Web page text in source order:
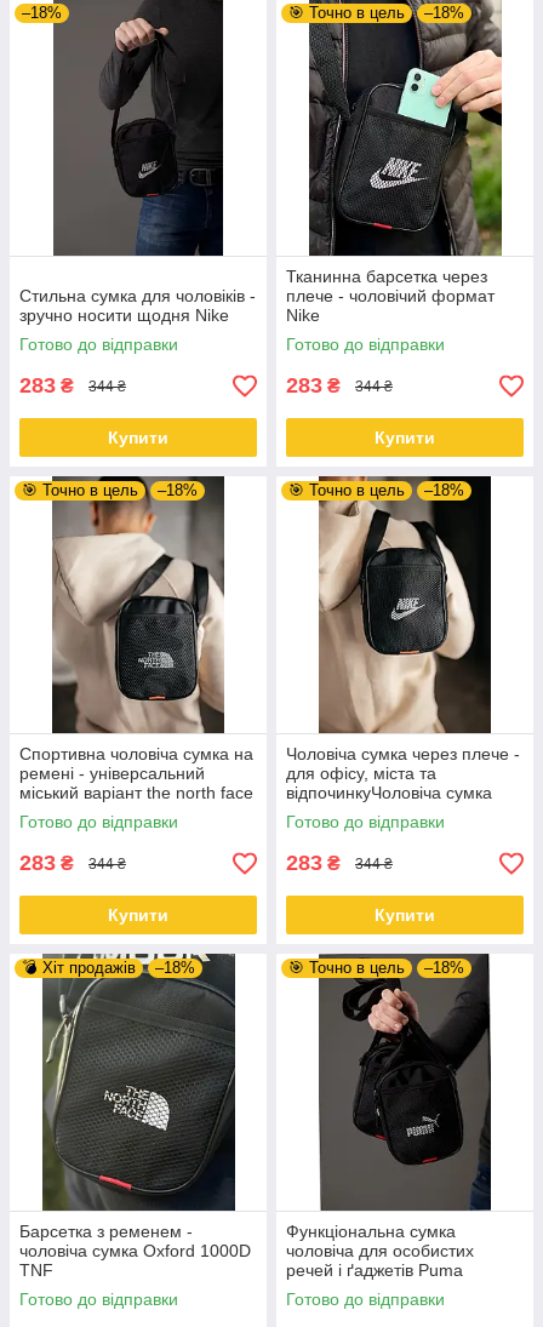
–18%
Стильна сумка для чоловіків -
зручно носити щодня Nike
Готово до відправки
283 ₴ 344 ₴
Купити
🎯 Точно в цель –18%
Тканинна барсетка через
плече - чоловічий формат
Nike
Готово до відправки
283 ₴ 344 ₴
Купити
🎯 Точно в цель –18%
Спортивна чоловіча сумка на
ремені - універсальний
міський варіант the north face
Готово до відправки
283 ₴ 344 ₴
Купити
🎯 Точно в цель –18%
Чоловіча сумка через плече -
для офісу, міста та
відпочинкуЧоловіча сумка
через плече - для офісу,
міста та відпочинку Nike
Готово до відправки
283 ₴ 344 ₴
Купити
💣 Хіт продажів –18%
Барсетка з ременем -
чоловіча сумка Oxford 1000D
TNF
Готово до відправки
🎯 Точно в цель –18%
Функціональна сумка
чоловіча для особистих
речей і ґаджетів Puma
Готово до відправки